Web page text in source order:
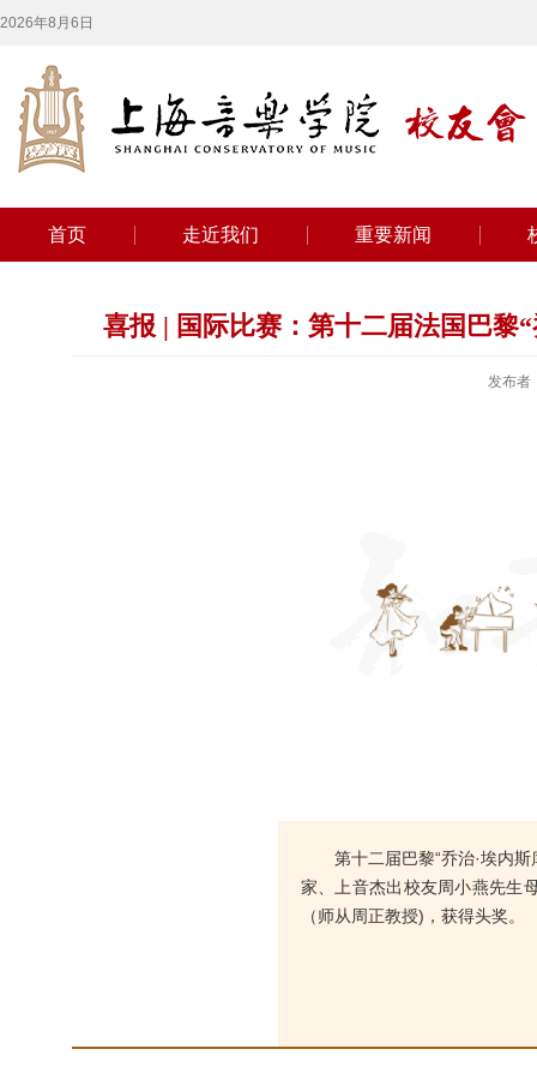
2026年8月6日
首页 走近我们 重要新闻
喜报 | 国际比赛：第十二届法国巴
发布者
第十二届巴黎“乔治·埃内
家、上音杰出校友周小燕先生
（师从周正教授)，获得头奖。